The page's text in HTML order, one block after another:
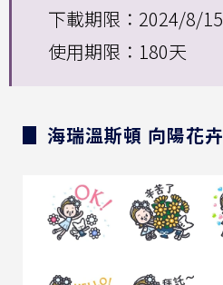
下載期限：2024/8/15
使用期限：180天
▊ 海瑞溫斯頓 向陽花卉